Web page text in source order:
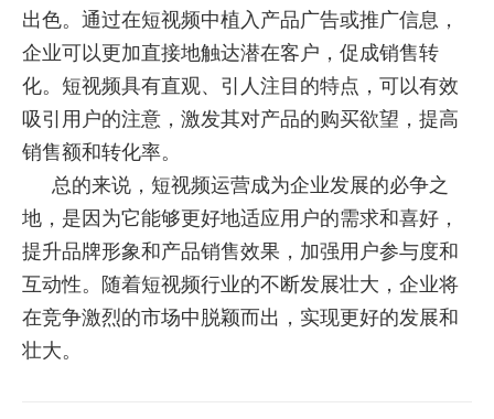
出色。通过在短视频中植入产品广告或推广信息，
企业可以更加直接地触达潜在客户，促成销售转
化。短视频具有直观、引人注目的特点，可以有效
吸引用户的注意，激发其对产品的购买欲望，提高
销售额和转化率。
总的来说，短视频运营成为企业发展的必争之
地，是因为它能够更好地适应用户的需求和喜好，
提升品牌形象和产品销售效果，加强用户参与度和
互动性。随着短视频行业的不断发展壮大，企业将
在竞争激烈的市场中脱颖而出，实现更好的发展和
壮大。